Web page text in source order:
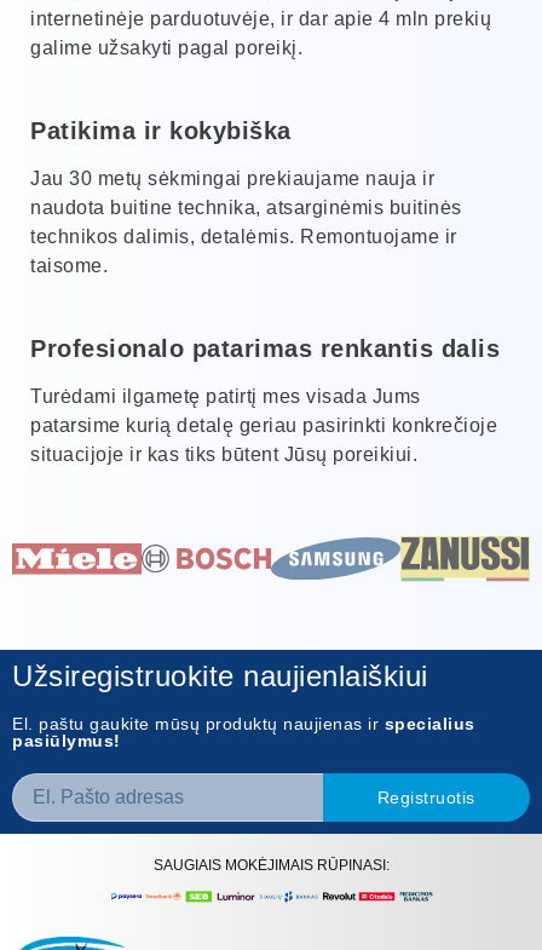
internetinėje parduotuvėje, ir dar apie 4 mln prekių
galime užsakyti pagal poreikį.
Patikima ir kokybiška
Jau 30 metų sėkmingai prekiaujame nauja ir
naudota buitine technika, atsarginėmis buitinės
technikos dalimis, detalėmis. Remontuojame ir
taisome.
Profesionalo patarimas renkantis dalis
Turėdami ilgametę patirtį mes visada Jums
patarsime kurią detalę geriau pasirinkti konkrečioje
situacijoje ir kas tiks būtent Jūsų poreikiui.
Užsiregistruokite naujienlaiškiui
El. paštu gaukite mūsų produktų naujienas ir specialius
pasiūlymus!
Registruotis
SAUGIAIS MOKĖJIMAIS RŪPINASI: